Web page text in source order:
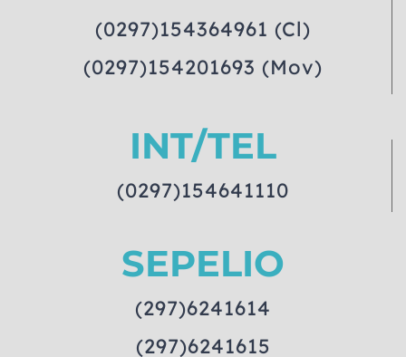
(0297)154364961 (Cl)
(0297)154201693 (Mov)
INT/TEL
(0297)154641110
SEPELIO
(297)6241614
(297)6241615